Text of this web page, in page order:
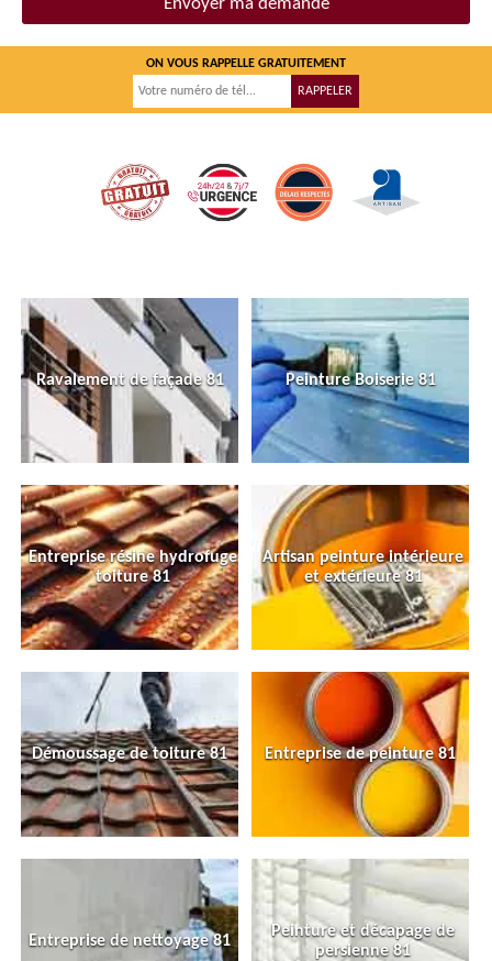
ON VOUS RAPPELLE GRATUITEMENT
Ravalement de façade 81 Peinture Boiserie 81
Entreprise résine hydrofuge
toiture 81
Artisan peinture intérieure
et extérieure 81
Démoussage de toiture 81 Entreprise de peinture 81
Entreprise de nettoyage 81
Peinture et décapage de
persienne 81